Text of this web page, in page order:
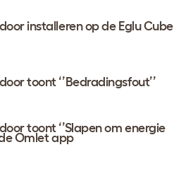
installeren op de Eglu Cube
toont ‘’Bedradingsfout’’
toont ‘’Slapen om energie
Omlet app